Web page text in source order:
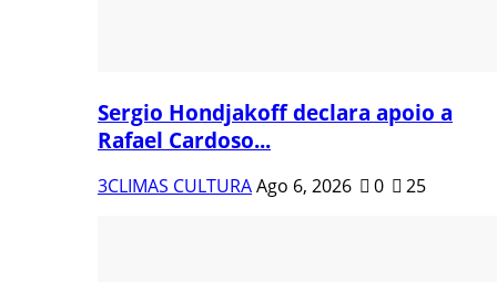
Sergio Hondjakoff declara apoio a
Rafael Cardoso...
3CLIMAS CULTURAAgo 6, 2026 0 25